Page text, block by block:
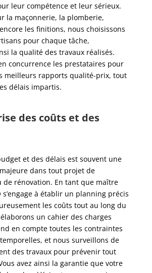
leur compétence et leur sérieux.
la maçonnerie, la plomberie,
les finitions, nous choisissons
pour chaque tâche,
la qualité des travaux réalisés.
concurrence les prestataires pour
meilleurs rapports qualité-prix, tout
délais impartis.
des coûts et des
et des délais est souvent une
dans tout projet de
de rénovation. En tant que maître
s’engage à établir un planning précis
les coûts tout au long du
un cahier des charges
en compte toutes les contraintes
et nous surveillons de
des travaux pour prévenir tout
avez ainsi la garantie que votre